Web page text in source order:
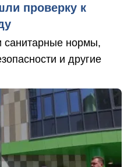
проверку к
санитарные нормы,
и другие